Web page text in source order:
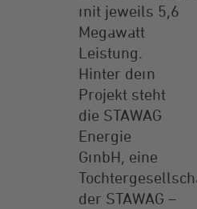
mit jeweils 5,6
Megawatt
Leistung.
Hinter dem
Projekt steht
die STAWAG
Energie
GmbH, eine
der STAWAG –